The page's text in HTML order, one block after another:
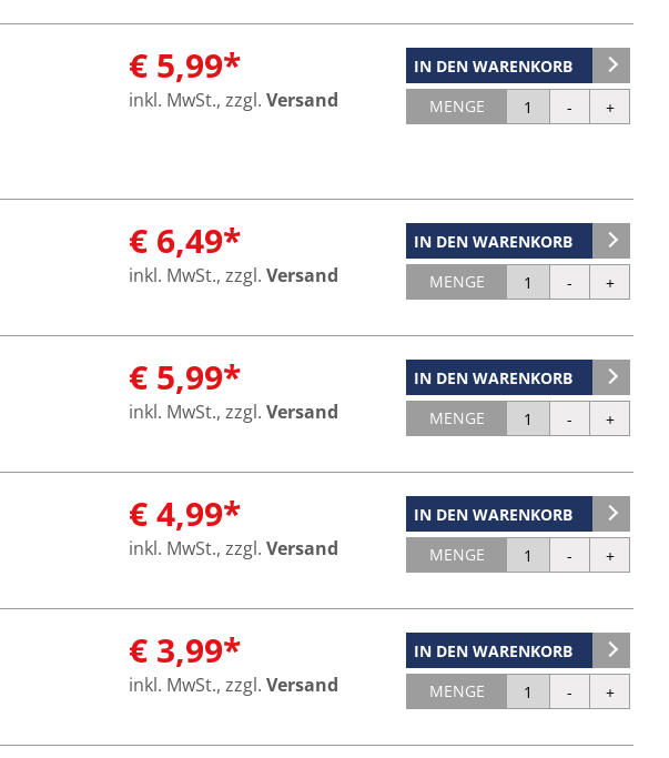
IN DEN WARENKORB
MENGE
€ 5,99*
inkl. MwSt., zzgl. Versand
IN DEN WARENKORB
MENGE
€ 6,49*
inkl. MwSt., zzgl. Versand
IN DEN WARENKORB
MENGE
€ 5,99*
inkl. MwSt., zzgl. Versand
IN DEN WARENKORB
MENGE
€ 4,99*
inkl. MwSt., zzgl. Versand
IN DEN WARENKORB
MENGE
€ 3,99*
inkl. MwSt., zzgl. Versand